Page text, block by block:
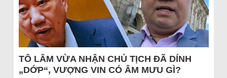
TÔ LÂM VỪA NHẬN CHỦ TỊCH ĐÃ DÍNH
„DỚP“, VƯỢNG VIN CÓ ÂM MƯU GÌ?